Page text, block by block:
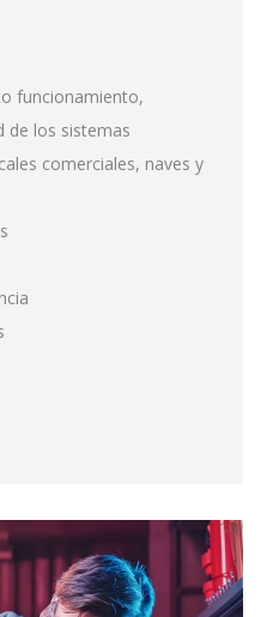
funcionamiento,
de los sistemas
comerciales, naves y